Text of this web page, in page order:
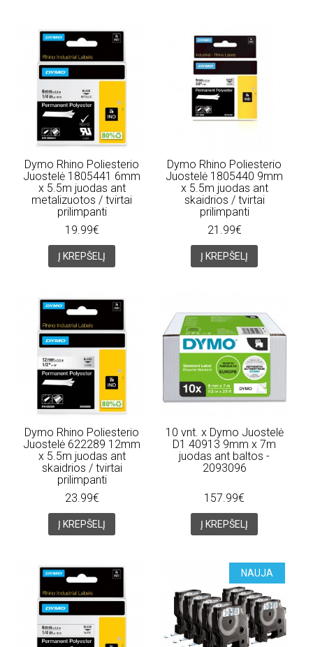
Dymo Rhino Poliesterio
Juostelė 1805441 6mm
x 5.5m juodas ant
metalizuotos / tvirtai
prilimpanti
19.99€
Į KREPŠELĮ
Dymo Rhino Poliesterio
Juostelė 1805440 9mm
x 5.5m juodas ant
skaidrios / tvirtai
prilimpanti
21.99€
Į KREPŠELĮ
Dymo Rhino Poliesterio
Juostelė 622289 12mm
x 5.5m juodas ant
skaidrios / tvirtai
prilimpanti
23.99€
Į KREPŠELĮ
10 vnt. x Dymo Juostelė
D1 40913 9mm x 7m
juodas ant baltos -
2093096
157.99€
Į KREPŠELĮ
NAUJA